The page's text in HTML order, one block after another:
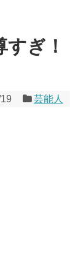
ぎ！
芸能人